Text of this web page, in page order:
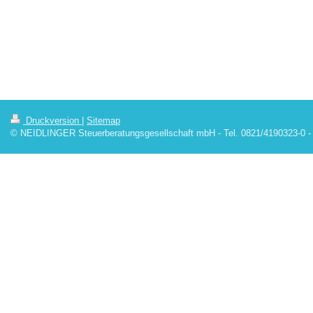
Druckversion
Sitemap
© NEIDLINGER Steuerberatungsgesellschaft mbH - Tel. 0821/4190323-0